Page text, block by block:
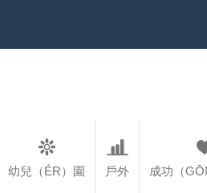
幼兒（ÉR）園 戶外 成功（